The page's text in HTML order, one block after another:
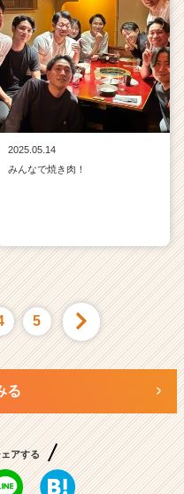
2025.05.14
みんなで焼き肉！
5
る
アする